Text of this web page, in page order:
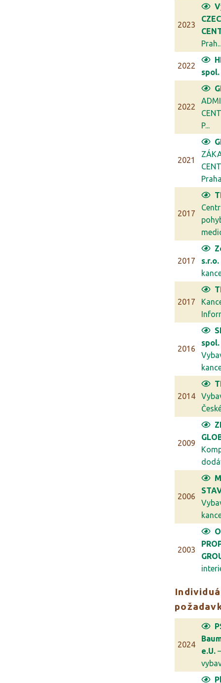
2023
2022
spol.
2022
P...
2021
2017
2017
s.r.o.
2017
2016
spol.
2014
2009
2006
2003
2024
e.U.